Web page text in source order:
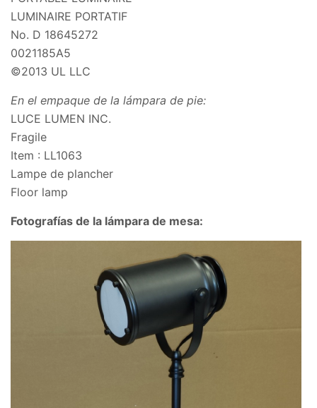
LUMINAIRE PORTATIF
No. D 18645272
0021185A5
©2013 UL LLC
En el empaque de la lámpara de pie:
LUCE LUMEN INC.
Fragile
Item : LL1063
Lampe de plancher
Floor lamp
Fotografías de la lámpara de mesa: